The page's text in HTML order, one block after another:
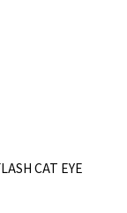
CAT EYE